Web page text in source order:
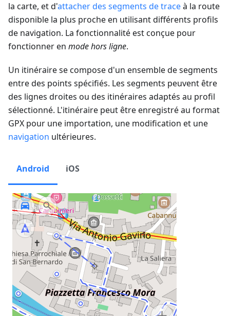
la carte, et d'attacher des segments de traceà la route
disponible la plus proche en utilisant différents profils
de navigation. La fonctionnalité est conçue pour
fonctionner en mode hors ligne.
Un itinéraire se compose d'un ensemble de segments
entre des points spécifiés. Les segments peuvent être
des lignes droites ou des itinéraires adaptés au profil
sélectionné. L'itinéraire peut être enregistré au format
GPX pour une importation, une modification et une
navigation ultérieures.
Android iOS